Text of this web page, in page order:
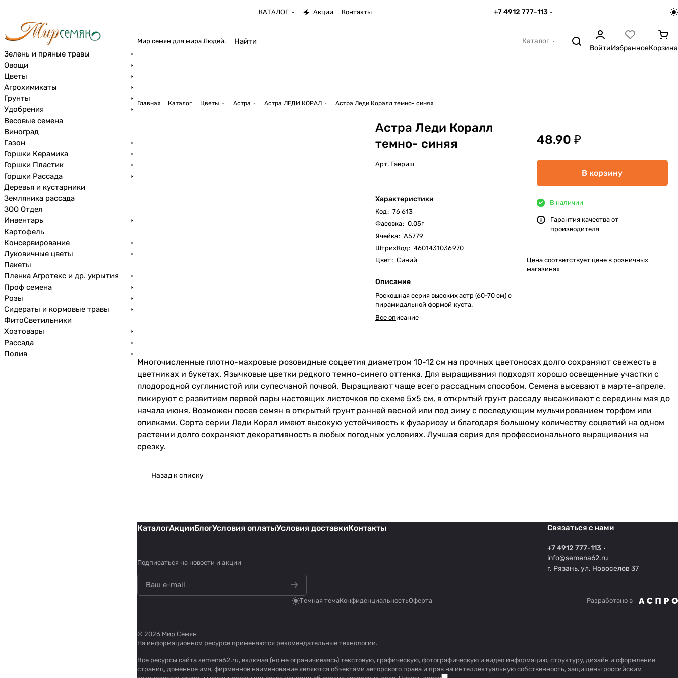
КАТАЛОГ Акции Контакты +7 4912 777-113
Мир семян для мира Людей.
Каталог
ВойтиИзбранноеКорзина
Главная Каталог Цветы Астра Астра ЛЕДИ КОРАЛ Астра Леди Коралл темно- синяя
Астра Леди Коралл
темно- синяя
Арт. Гавриш
Характеристики
Код: 76 613
Фасовка: 0.05г
Ячейка: А5779
ШтрихКод: 4601431036970
Цвет: Синий
Описание
Роскошная серия высоких астр (60-70 см) с
пирамидальной формой куста.
Все описание
48.90 ₽
В корзину
В наличии
Гарантия качества от
производителя
Цена соответствует цене в розничных
магазинах
Многочисленные плотно-махровые розовидные соцветия диаметром 10-12 см на прочных цветоносах долго сохраняют свежесть в
цветниках и букетах. Язычковые цветки редкого темно-синего оттенка. Для выращивания подходят хорошо освещенные участки с
плодородной суглинистой или супесчаной почвой. Выращивают чаще всего рассадным способом. Семена высевают в марте-апреле,
пикируют с развитием первой пары настоящих листочков по схеме 5х5 см, в открытый грунт рассаду высаживают с середины мая до
начала июня. Возможен посев семян в открытый грунт ранней весной или под зиму с последующим мульчированием торфом или
опилками. Сорта серии Леди Корал имеют высокую устойчивость к фузариозу и благодаря большому количеству соцветий на одном
растении долго сохраняют декоративность в любых погодных условиях. Лучшая серия для профессионального выращивания на
срезку.
Назад к списку
КаталогАкцииБлогУсловия оплатыУсловия доставкиКонтакты
Подписаться на новости и акции
Связаться с нами
+7 4912 777-113
info@semena62.ru
г. Рязань, ул. Новоселов 37
Темная темаКонфиденциальностьОферта Разработано в
© 2026 Мир Семян
На информационном ресурсе применяются рекомендательные технологии.
Все ресурсы сайта semena62.ru, включая (но не ограничиваясь) текстовую, графическую, фотографическую и видео информацию, структуру, дизайн и оформление
страниц, доменное имя, фирменное наименование являются объектами авторского права и прав на интеллектуальную собственность, защищены российским
Зелень и пряные травы
Овощи
Цветы
Агрохимикаты
Грунты
Удобрения
Весовые семена
Виноград
Газон
Горшки Керамика
Горшки Пластик
Горшки Рассада
Деревья и кустарники
Земляника рассада
ЗОО Отдел
Инвентарь
Картофель
Консервирование
Луковичные цветы
Пакеты
Пленка Агротекс и др. укрытия
Проф семена
Розы
Сидераты и кормовые травы
ФитоСветильники
Хозтовары
Рассада
Полив